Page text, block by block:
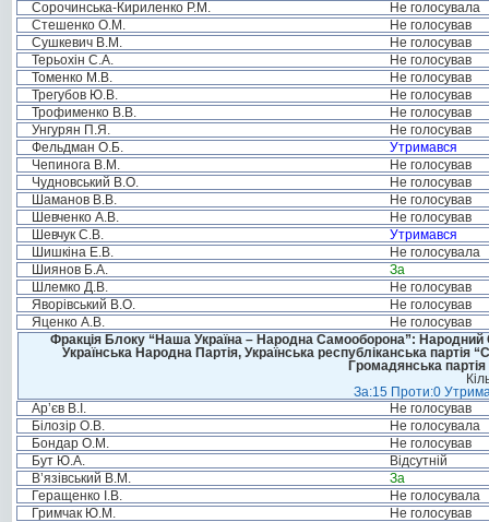
Сорочинська-Кириленко Р.М.
Не голосувала
Стешенко О.М.
Не голосував
Сушкевич В.М.
Не голосував
Терьохін С.А.
Не голосував
Томенко М.В.
Не голосував
Трегубов Ю.В.
Не голосував
Трофименко В.В.
Не голосував
Унгурян П.Я.
Не голосував
Фельдман О.Б.
Утримався
Чепинога В.М.
Не голосував
Чудновський В.О.
Не голосував
Шаманов В.В.
Не голосував
Шевченко А.В.
Не голосував
Шевчук С.В.
Утримався
Шишкіна Е.В.
Не голосувала
Шиянов Б.А.
За
Шлемко Д.В.
Не голосував
Яворівський В.О.
Не голосував
Яценко А.В.
Не голосував
Фракція Блоку “Наша Україна – Народна Самооборона”: Народний
Українська Народна Партія, Українська республіканська
Громадянська
За:15 Проти:0
Ар’єв В.І.
Не голосував
Білозір О.В.
Не голосувала
Бондар О.М.
Не голосував
Бут Ю.А.
Відсутній
В’язівський В.М.
За
Геращенко І.В.
Не голосувала
Гримчак Ю.М.
Не голосував